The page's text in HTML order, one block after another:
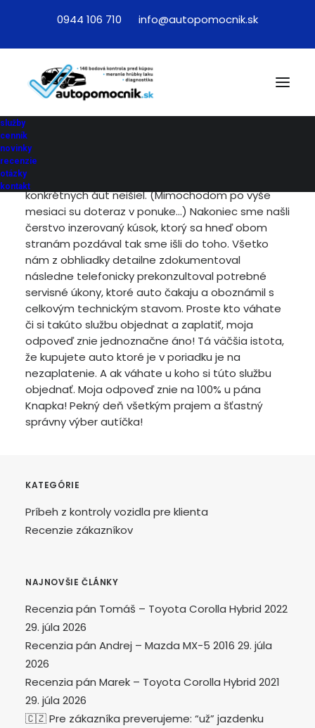
0944 106 710 info@autopomocnik.sk
služby
cenník
novinky
recenzie
otázky
kontakt
So službami pána Knapka som maximálne
spokojný. Jeho pristup k zákazníkovi, ochota a
komunikácia sa dnes uz málokedy vidí. Neišlo mu
len o rýchle preverenie vozidla, ktoré sme si ako
prvé vybrali (vystavenie faktúry a dovidenia). Od
prvých nami vybraných vozidiel nás dokonca
odhovoril a hneď aj odôvodnil prečo by do tých
konkrétnych áut neišiel. (Mimochodom po vyše
mesiaci su doteraz v ponuke…) Nakoniec sme našli
čerstvo inzerovaný kúsok, ktorý sa hneď obom
stranám pozdával tak sme išli do toho. Všetko
nám z obhliadky detailne zdokumentoval
následne telefonicky prekonzultoval potrebné
servisné úkony, ktoré auto čakaju a oboznámil s
celkovým technickým stavom. Proste kto váhate
či si takúto službu objednat a zaplatiť, moja
odpoveď znie jednoznačne áno! Tá väčšia istota,
že kupujete auto ktoré je v poriadku je na
nezaplatenie. A ak váhate u koho si túto službu
objednať. Moja odpoveď znie na 100% u pána
Knapka! Pekný deň všetkým prajem a šťastný
správny výber autíčka!
KATEGÓRIE
Príbeh z kontroly vozidla pre klienta
Recenzie zákazníkov
NAJNOVŠIE ČLÁNKY
Recenzia pán Tomáš – Toyota Corolla Hybrid 2022
29. júla 2026
Recenzia pán Andrej – Mazda MX-5 2016 29. júla
2026
Recenzia pán Marek – Toyota Corolla Hybrid 2021
29. júla 2026
🇨🇿 Pre zákazníka preverujeme: “už” jazdenku